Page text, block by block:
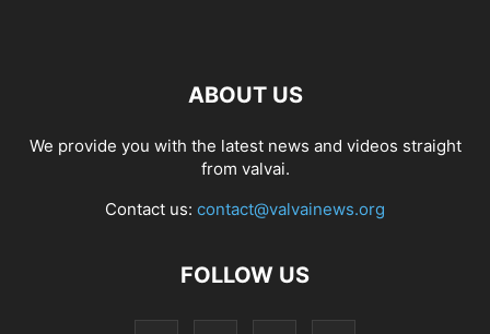
ABOUT US
We provide you with the latest news and videos straight
from valvai.
Contact us: contact@valvainews.org
FOLLOW US